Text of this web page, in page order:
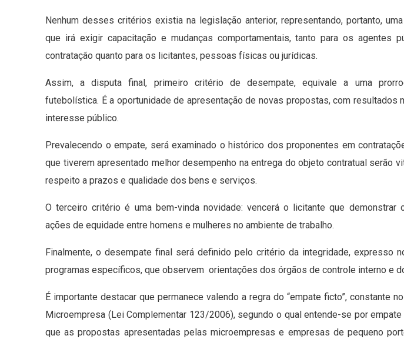
Nenhum desses critérios existia na legislação anterior, representando, portanto,
que irá exigir capacitação e mudanças comportamentais, tanto para os agentes
contratação quanto para os licitantes, pessoas físicas ou jurídicas.
Assim, a disputa final, primeiro critério de desempate, equivale a uma
futebolística. É a oportunidade de apresentação de novas propostas, com resultados
interesse público.
Prevalecendo o empate, será examinado o histórico dos proponentes em
que tiverem apresentado melhor desempenho na entrega do objeto contratual serão
respeito a prazos e qualidade dos bens e serviços.
O terceiro critério é uma bem-vinda novidade: vencerá o licitante que demonstrar
ações de equidade entre homens e mulheres no ambiente de trabalho.
Finalmente, o desempate final será definido pelo critério da integridade, expresso
programas específicos, que observem orientações dos órgãos de controle interno e
É importante destacar que permanece valendo a regra do “empate ficto”, constante
Microempresa (Lei Complementar 123/2006), segundo o qual entende-se por
que as propostas apresentadas pelas microempresas e empresas de pequeno